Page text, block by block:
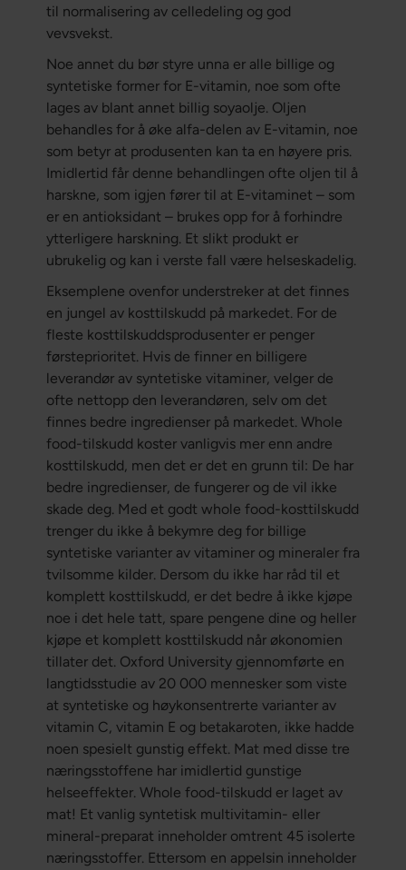
til normalisering av celledeling og god
vevsvekst.
Noe annet du bør styre unna er alle billige og
syntetiske former for E-vitamin, noe som ofte
lages av blant annet billig soyaolje. Oljen
behandles for å øke alfa-delen av E-vitamin, noe
som betyr at produsenten kan ta en høyere pris.
Imidlertid får denne behandlingen ofte oljen til å
harskne, som igjen fører til at E-vitaminet – som
er en antioksidant – brukes opp for å forhindre
ytterligere harskning. Et slikt produkt er
ubrukelig og kan i verste fall være helseskadelig.
Eksemplene ovenfor understreker at det finnes
en jungel av kosttilskudd på markedet. For de
fleste kosttilskuddsprodusenter er penger
førsteprioritet. Hvis de finner en billigere
leverandør av syntetiske vitaminer, velger de
ofte nettopp den leverandøren, selv om det
finnes bedre ingredienser på markedet. Whole
food-tilskudd koster vanligvis mer enn andre
kosttilskudd, men det er det en grunn til: De har
bedre ingredienser, de fungerer og de vil ikke
skade deg. Med et godt whole food-kosttilskudd
trenger du ikke å bekymre deg for billige
syntetiske varianter av vitaminer og mineraler fra
tvilsomme kilder. Dersom du ikke har råd til et
komplett kosttilskudd, er det bedre å ikke kjøpe
noe i det hele tatt, spare pengene dine og heller
kjøpe et komplett kosttilskudd når økonomien
tillater det. Oxford University gjennomførte en
langtidsstudie av 20 000 mennesker som viste
at syntetiske og høykonsentrerte varianter av
vitamin C, vitamin E og betakaroten, ikke hadde
noen spesielt gunstig effekt. Mat med disse tre
næringsstoffene har imidlertid gunstige
helseeffekter. Whole food-tilskudd er laget av
mat! Et vanlig syntetisk multivitamin- eller
mineral-preparat inneholder omtrent 45 isolerte
næringsstoffer. Ettersom en appelsin inneholder